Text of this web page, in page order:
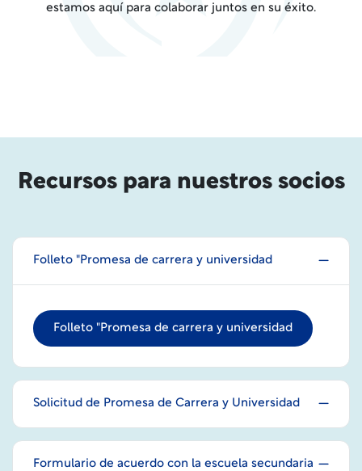
estamos aquí para colaborar juntos en su éxito.
Recursos para nuestros socios
Folleto "Promesa de carrera y universidad
Folleto "Promesa de carrera y universidad
Solicitud de Promesa de Carrera y Universidad
Formulario de acuerdo con la escuela secundaria